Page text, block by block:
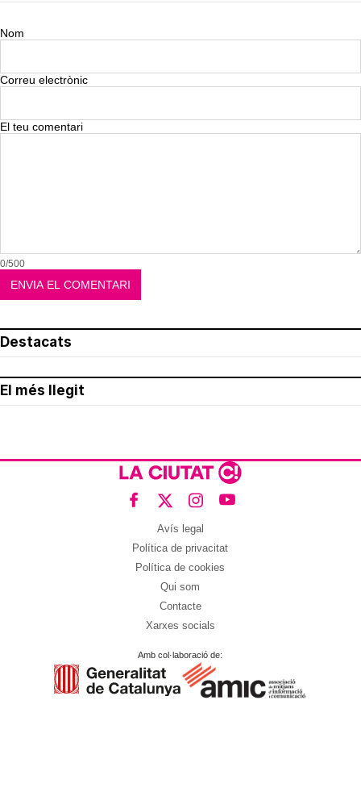
Nom
Correu electrònic
El teu comentari
0/500
Destacats
El més llegit
Avís legal
Política de privacitat
Política de cookies
Qui som
Contacte
Xarxes socials
Amb col·laboració de: